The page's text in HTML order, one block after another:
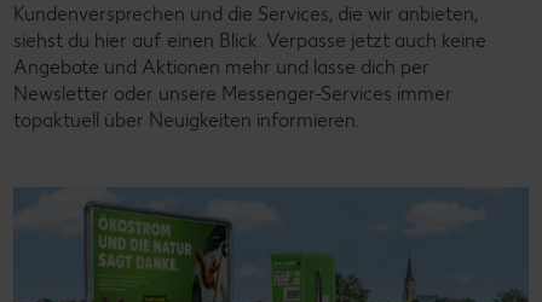
Kundenversprechen und die Services, die wir anbieten,
siehst du hier auf einen Blick. Verpasse jetzt auch keine
Angebote und Aktionen mehr und lasse dich per
Newsletter oder unsere Messenger-Services immer
topaktuell über Neuigkeiten informieren.